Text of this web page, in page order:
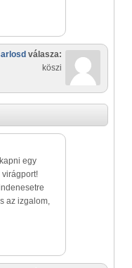
válasza:
köszi
egy
az izgalom,